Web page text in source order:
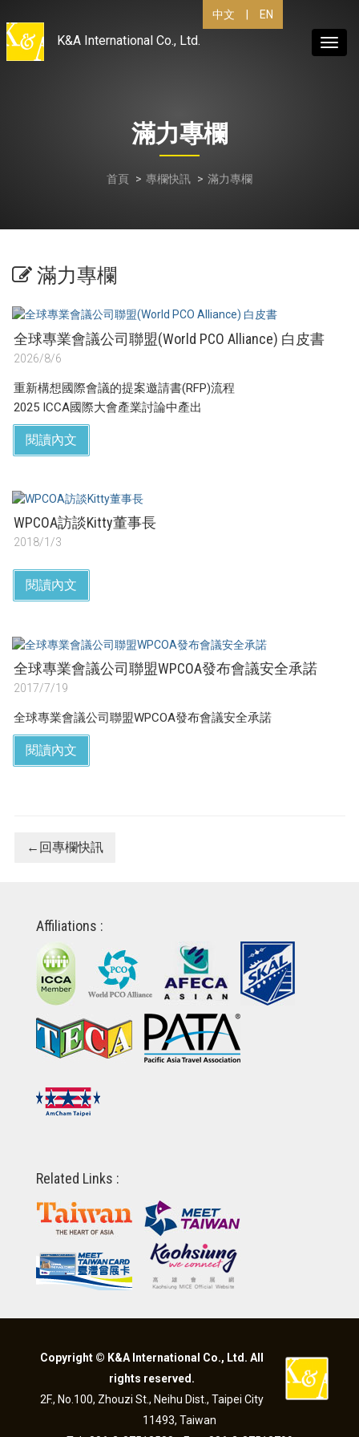
中文 EN
K&A International Co., Ltd.
滿力專欄
首頁 專欄快訊 滿力專欄
滿力專欄
全球專業會議公司聯盟(World PCO Alliance) 白皮書
2026/8/6
重新構想國際會議的提案邀請書(RFP)流程
2025 ICCA國際大會產業討論中產出
閱讀內文
WPCOA訪談Kitty董事長
2018/1/3
閱讀內文
全球專業會議公司聯盟WPCOA發布會議安全承諾
2017/7/19
全球專業會議公司聯盟WPCOA發布會議安全承諾
閱讀內文
←回專欄快訊
Affiliations :
Related Links :
Copyright © K&A International Co., Ltd. All
rights reserved.
2F., No.100, Zhouzi St., Neihu Dist., Taipei City
11493, Taiwan